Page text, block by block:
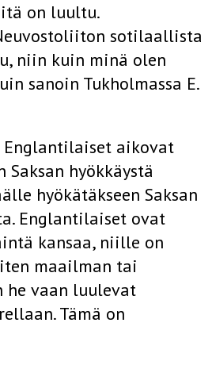
on luultu.
sotilaallista
niin kuin minä olen
sanoin Tukholmassa E.
Englantilaiset aikovat
Saksan hyökkäystä
hyökätäkseen Saksan
Englantilaiset ovat
kansaa, niille on
maailman tai
he vaan luulevat
Tämä on